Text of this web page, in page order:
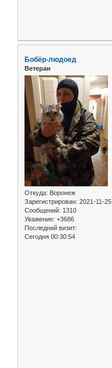
Бобёр-людоед
Ветеран
Откуда: Воронеж
Зарегистрирован: 2021-11-25
Сообщений: 1310
Уважение: +3686
Последний визит:
Сегодня 00:30:54